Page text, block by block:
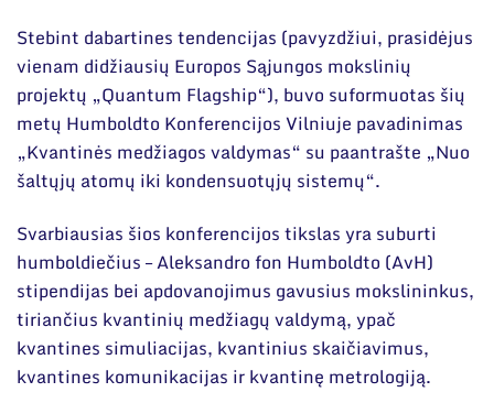
Stebint dabartines tendencijas (pavyzdžiui, prasidėjus
vienam didžiausių Europos Sąjungos mokslinių
projektų „Quantum Flagship“), buvo suformuotas šių
metų Humboldto Konferencijos Vilniuje pavadinimas
„Kvantinės medžiagos valdymas“ su paantrašte „Nuo
šaltųjų atomų iki kondensuotųjų sistemų“.
Svarbiausias šios konferencijos tikslas yra suburti
humboldiečius – Aleksandro fon Humboldto (AvH)
stipendijas bei apdovanojimus gavusius mokslininkus,
tiriančius kvantinių medžiagų valdymą, ypač
kvantines simuliacijas, kvantinius skaičiavimus,
kvantines komunikacijas ir kvantinę metrologiją.